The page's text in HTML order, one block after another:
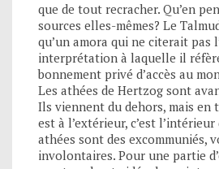
que de tout recracher. Qu’en
sources elles-mêmes? Le
qu’un amora qui ne citerait pas
interprétation à laquelle il
bonnement privé d’accès au
Les athées de Hertzog sont
Ils viennent du dehors, mais en
est à l’extérieur, c’est
athées sont des excommuniés,
involontaires. Pour une partie